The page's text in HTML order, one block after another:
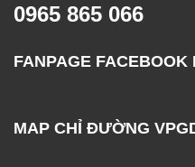
0965 865 066
FANPAGE FACEBOOK
MAP CHỈ ĐƯỜNG